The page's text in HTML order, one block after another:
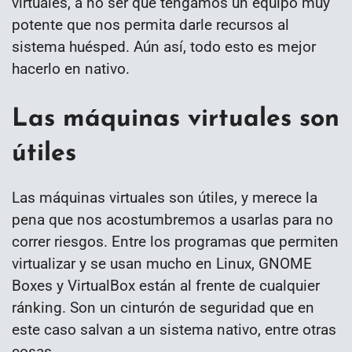
potente que nos permita darle recursos al
sistema huésped. Aún así, todo esto es mejor
hacerlo en nativo.
Las máquinas virtuales son
útiles
Las máquinas virtuales son útiles, y merece la
pena que nos acostumbremos a usarlas para no
correr riesgos. Entre los programas que permiten
virtualizar y se usan mucho en Linux, GNOME
Boxes y VirtualBox están al frente de cualquier
ránking. Son un cinturón de seguridad que en
este caso salvan a un sistema nativo, entre otras